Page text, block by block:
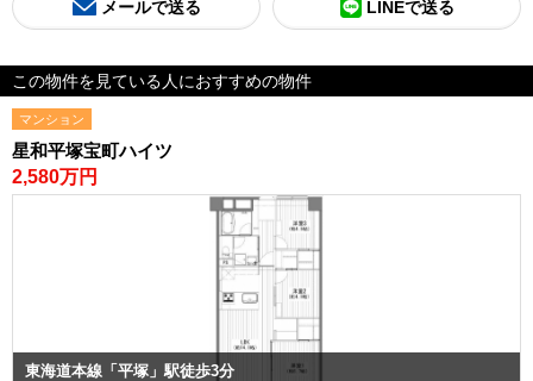
メールで送る LINEで送る
この物件を見ている人におすすめの物件
マンション
星和平塚宝町ハイツ
2,580万円
東海道本線「平塚」駅徒歩3分